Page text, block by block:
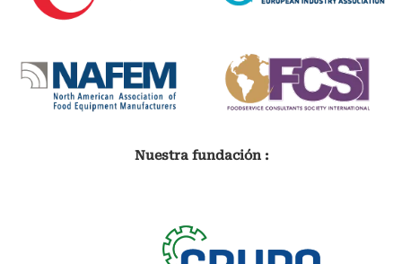
Nuestra fundación :